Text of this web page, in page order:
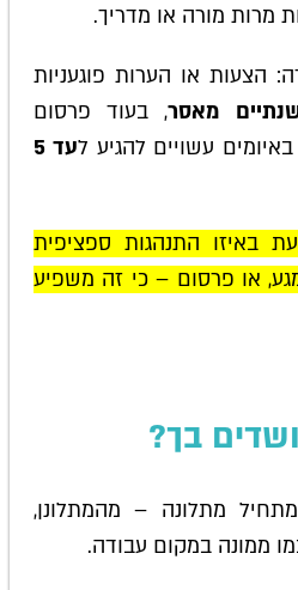
מרות מורה או מדריך.
הצעות או הערות פוגעניות
מאסר, בעוד פרסום
עשויים להגיע ל
עד 5
באיזו התנהגות ספציפית
או פרסום – כי זה משפיע
בך?
מתלונה – מהמתלונן,
ממונה במקום עבודה.